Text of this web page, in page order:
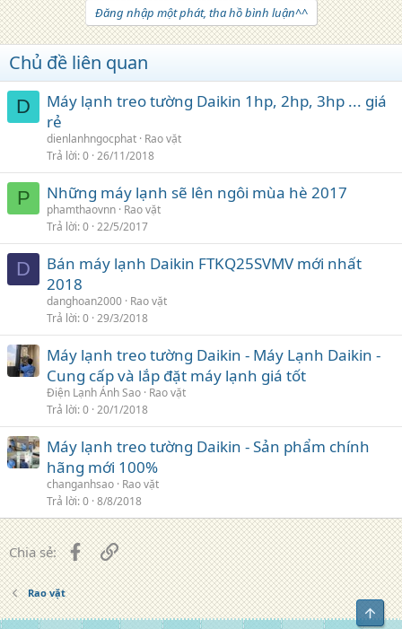
Đăng nhập một phát, tha hồ bình luận^^
Chủ đề liên quan
D
Máy lạnh treo tường Daikin 1hp, 2hp, 3hp ... giá
rẻ
dienlanhngocphat Rao vặt
Trả lời 0 26/11/2018
P Những máy lạnh sẽ lên ngôi mùa hè 2017
phamthaovnn Rao vặt
Trả lời 0 22/5/2017
D
Bán máy lạnh Daikin FTKQ25SVMV mới nhất
2018
danghoan2000 Rao vặt
Trả lời 0 29/3/2018
Máy lạnh treo tường Daikin - Máy Lạnh Daikin -
Cung cấp và lắp đặt máy lạnh giá tốt
Điện Lạnh Ánh Sao Rao vặt
Trả lời 0 20/1/2018
Máy lạnh treo tường Daikin - Sản phẩm chính
hãng mới 100%
changanhsao Rao vặt
Trả lời 0 8/8/2018
Chia sẻ: FacebookLiên kết
Rao vặt
Top